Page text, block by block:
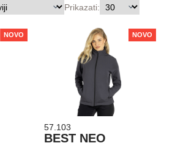
Prikazati:
NOVO NOVO
57.103
BEST NEO